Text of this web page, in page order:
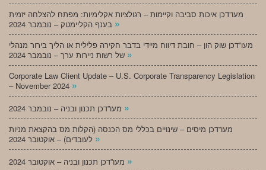
מעו”דכן איכות סביבה וקיימות – רגולציות אקלימיות: מפתח להצלחה יזמית
»
מעו”דכן שוק הון – חובת דיווח מיידי בדבר חקירה פלילית או הליך בירור מנהלי
»
Corporate Law Client Update – U.S. Corporate Transparency Legislation
– November 2024 »
»
מעו”דכן מיסים – שינויים בכללי מס הכנסה (הקלות מס בהקצאת מניות
»
»